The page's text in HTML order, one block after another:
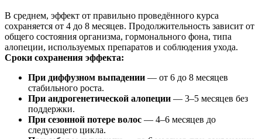
В среднем, эффект от правильно проведённого курса
сохраняется от 4 до 8 месяцев. Продолжительность зависит от
общего состояния организма, гормонального фона, типа
алопеции, используемых препаратов и соблюдения ухода.
Сроки сохранения эффекта:
При диффузном выпадении — от 6 до 8 месяцев
стабильного роста.
При андрогенетической алопеции — 3–5 месяцев без
поддержки.
При сезонной потере волос — 4–6 месяцев до
следующего цикла.